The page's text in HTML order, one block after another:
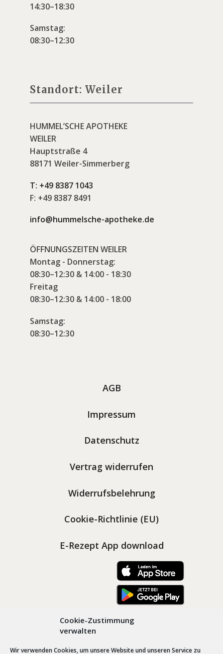
Cookie-Zustimmung
verwalten
Wir verwenden Cookies, um unsere Website und unseren Service zu
14:30–18:30
Samstag:
08:30–12:30
Standort: Weiler
HUMMEL’SCHE APOTHEKE
WEILER
Hauptstraße 4
88171 Weiler-Simmerberg
T: +49 8387 1043
F: +49 8387 8491
info@hummelsche-apotheke.de
ÖFFNUNGSZEITEN WEILER
Montag - Donnerstag:
08:30–12:30 & 14:00 - 18:30
Freitag
08:30–12:30 & 14:00 - 18:00
Samstag:
08:30–12:30
AGB
Impressum
Datenschutz
Vertrag widerrufen
Widerrufsbelehrung
Cookie-Richtlinie (EU)
E-Rezept App download